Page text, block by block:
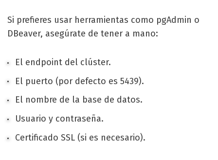
Si prefieres usar herramientas como pgAdmin o
DBeaver, asegúrate de tener a mano:
El endpoint del clúster.
El puerto (por defecto es 5439).
El nombre de la base de datos.
Usuario y contraseña.
Certificado SSL (si es necesario).